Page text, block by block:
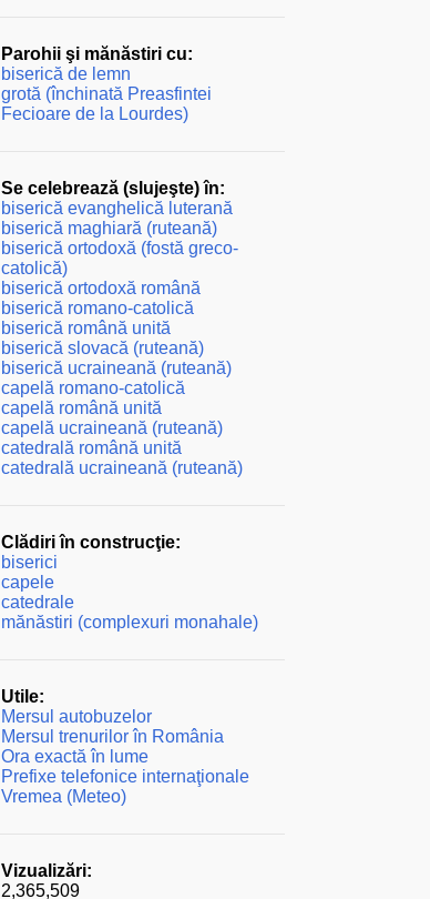
Parohii şi mănăstiri cu:
biserică de lemn
grotă (închinată Preasfintei
Fecioare de la Lourdes)
Se celebrează (slujeşte) în:
biserică evanghelică luterană
biserică maghiară (ruteană)
biserică ortodoxă (fostă greco-
catolică)
biserică ortodoxă română
biserică romano-catolică
biserică română unită
biserică slovacă (ruteană)
biserică ucraineană (ruteană)
capelă romano-catolică
capelă română unită
capelă ucraineană (ruteană)
catedrală română unită
catedrală ucraineană (ruteană)
Clădiri în construcţie:
biserici
capele
catedrale
mănăstiri (complexuri monahale)
Utile:
Mersul autobuzelor
Mersul trenurilor în România
Ora exactă în lume
Prefixe telefonice internaţionale
Vremea (Meteo)
Vizualizări:
2,365,509